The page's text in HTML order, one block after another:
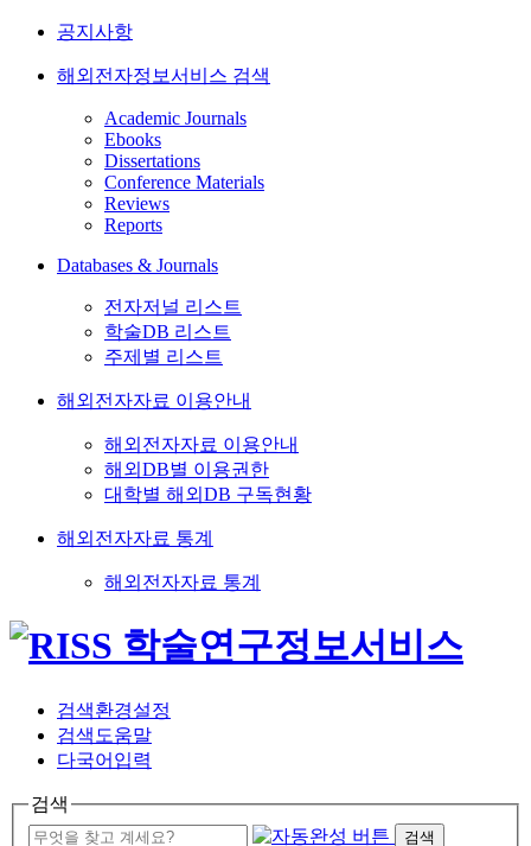
공지사항
해외전자정보서비스 검색
Academic Journals
Ebooks
Dissertations
Conference Materials
Reviews
Reports
Databases & Journals
전자저널 리스트
학술DB 리스트
주제별 리스트
해외전자자료 이용안내
해외전자자료 이용안내
해외DB별 이용권한
대학별 해외DB 구독현황
해외전자자료 통계
해외전자자료 통계
검색환경설정
검색도움말
다국어입력
검색
검색